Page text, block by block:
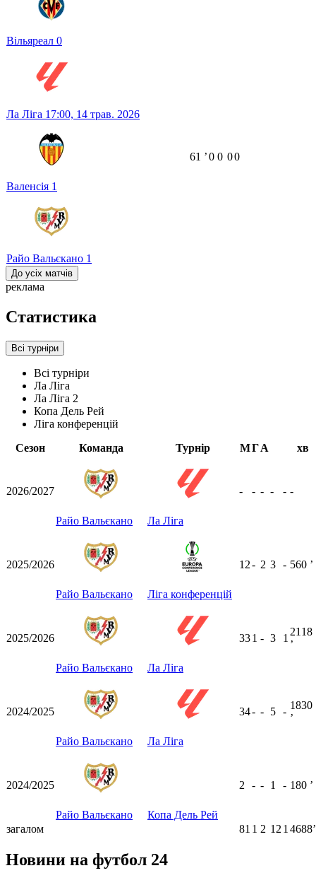
Вільяреал 0
Ла Ліга 17:00, 14 трав. 2026
Валенсія 1
Райо Вальєкано 1
61 ʼ0 0 00
До усіх матчів
реклама
Статистика
Всі турніри
Всі турніри
Ла Ліга
Ла Ліга 2
Копа Дель Рей
Ліга конференцій
Сезон
Команда Турнір МГА хв
2026/2027
Райо Вальєкано Ла Ліга
- - - - - -
2025/2026
Райо Вальєкано Ліга конференцій
12- 2 3 - 560 ʼ
2025/2026
Райо Вальєкано Ла Ліга
331 - 3 1
2118
ʼ
2024/2025
Райо Вальєкано Ла Ліга
34- - 5 -
1830
ʼ
2024/2025
Райо Вальєкано Копа Дель Рей
2 - - 1 - 180 ʼ
загалом 81 1 2 12 1 4688ʼ
Новини на футбол 24